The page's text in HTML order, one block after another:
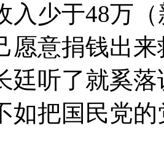
入少于48万
愿意捐钱出
廷听了就奚
如把国民党